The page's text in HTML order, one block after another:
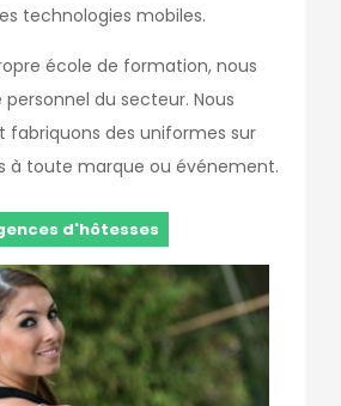
technologies mobiles.
école de formation, nous
du secteur. Nous
fabriquons des uniformes sur
à toute marque ou événement.
d'hôtesses